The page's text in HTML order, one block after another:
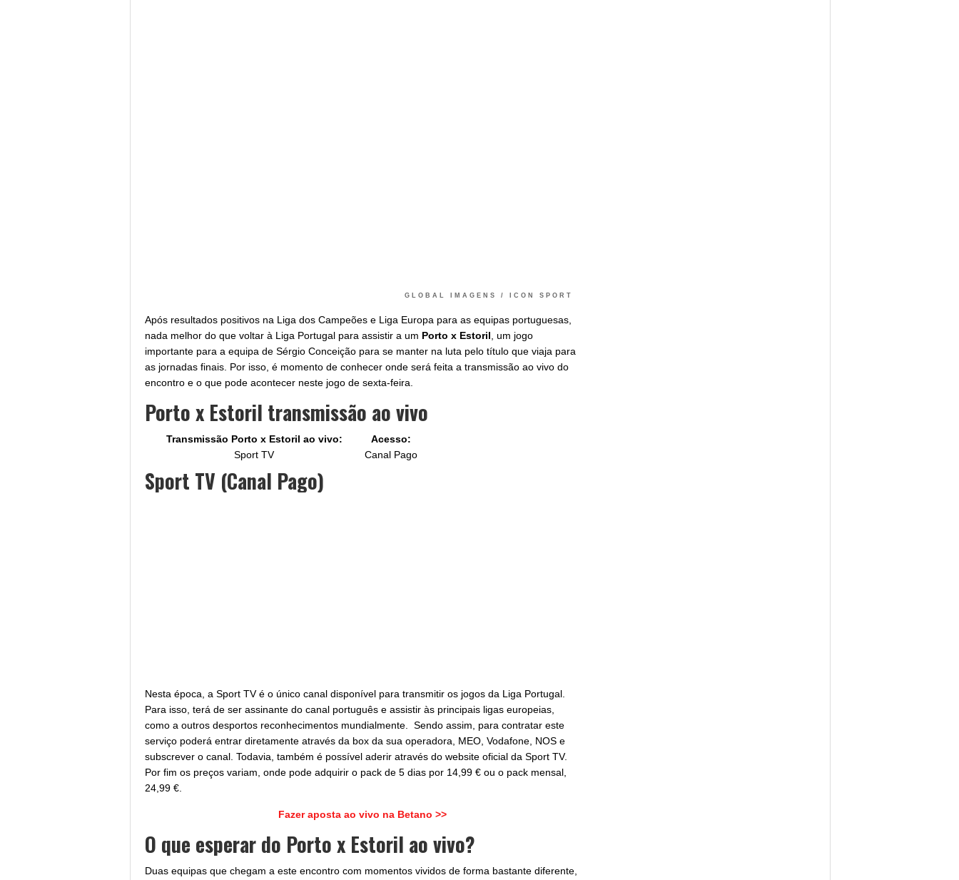
GLOBAL IMAGENS / ICON SPORT
Após resultados positivos na Liga dos Campeões e Liga Europa para as equipas portuguesas,
nada melhor do que voltar à Liga Portugal para assistir a um Porto x Estoril , um jogo
importante para a equipa de Sérgio Conceição para se manter na luta pelo título que viaja para
as jornadas finais. Por isso, é momento de conhecer onde será feita a transmissão ao vivo do
encontro e o que pode acontecer neste jogo de sexta-feira.
Porto x Estoril transmissão ao vivo
Transmissão Porto x Estoril ao vivo:
Acesso:
Sport TV
Canal Pago
Sport TV (Canal Pago)
Nesta época, a Sport TV é o único canal disponível para transmitir os jogos da Liga Portugal.
Para isso, terá de ser assinante do canal português e assistir às principais ligas europeias,
como a outros desportos reconhecimentos mundialmente. Sendo assim, para contratar este
serviço poderá entrar diretamente através da box da sua operadora, MEO, Vodafone, NOS e
subscrever o canal. Todavia, também é possível aderir através do website oficial da Sport TV.
Por fim os preços variam, onde pode adquirir o pack de 5 dias por 14,99 € ou o pack mensal,
24,99 €.
Fazer aposta ao vivo na Betano >>
O que esperar do Porto x Estoril ao vivo?
Duas equipas que chegam a este encontro com momentos vividos de forma bastante diferente,